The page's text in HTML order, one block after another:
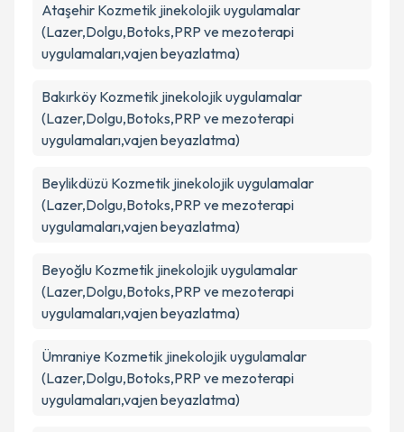
Ataşehir Kozmetik jinekolojik uygulamalar
(Lazer,Dolgu,Botoks,PRP ve mezoterapi
uygulamaları,vajen beyazlatma)
Bakırköy Kozmetik jinekolojik uygulamalar
(Lazer,Dolgu,Botoks,PRP ve mezoterapi
uygulamaları,vajen beyazlatma)
Beylikdüzü Kozmetik jinekolojik uygulamalar
(Lazer,Dolgu,Botoks,PRP ve mezoterapi
uygulamaları,vajen beyazlatma)
Beyoğlu Kozmetik jinekolojik uygulamalar
(Lazer,Dolgu,Botoks,PRP ve mezoterapi
uygulamaları,vajen beyazlatma)
Ümraniye Kozmetik jinekolojik uygulamalar
(Lazer,Dolgu,Botoks,PRP ve mezoterapi
uygulamaları,vajen beyazlatma)